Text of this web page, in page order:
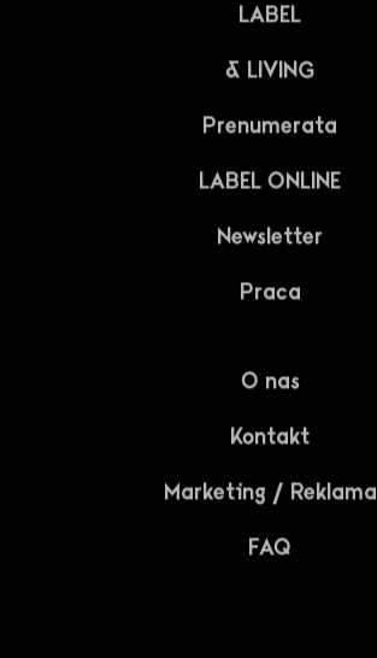
Student
Pasjonat
Media
Polityką prywatności
Polityką prywatności
LABEL
& LIVING
Prenumerata
LABEL ONLINE
Newsletter
Praca
O nas
Kontakt
Marketing / Reklama
FAQ